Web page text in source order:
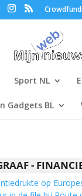
Sport NL
Gadgets BL
-
op